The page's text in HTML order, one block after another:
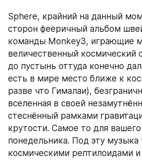
Sphere, крайний на данный
сторон фееричный альбом
команды Monkey3, играющие
величественный космический
до пустынь оттуда конечно
есть в мире место ближе к
разве что Гималаи),
вселенная в своей
стеснённый рамками
крутости. Самое то для
понедельника. Под эту музыка
космическими рептилоидами